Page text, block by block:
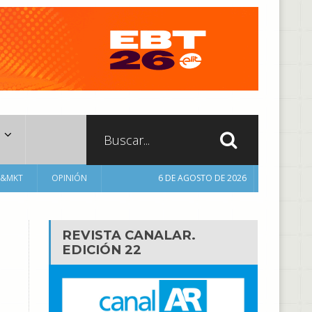
OPINIÓN 6 DE AGOSTO DE 2026
REVISTA CANALAR.
EDICIÓN 22